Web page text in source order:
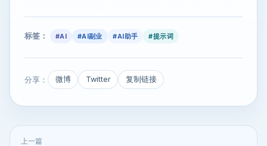
标签： #AI #AI副业 #AI助手 #提示词
分享： 微博 Twitter 复制链接
上一篇